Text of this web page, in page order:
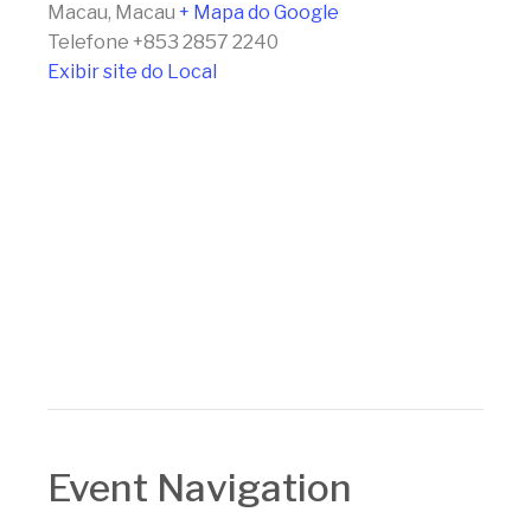
Macau, Macau + Mapa do Google
Telefone +853 2857 2240
Exibir site do Local
Event Navigation